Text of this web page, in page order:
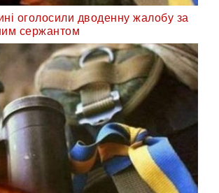
оголосили дводенну жалобу за
сержантом